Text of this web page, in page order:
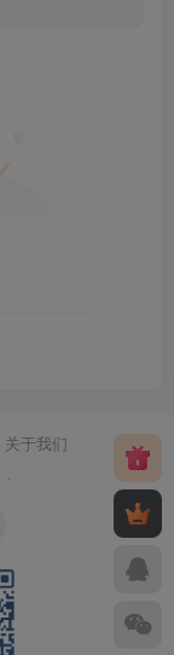
关于我们
·